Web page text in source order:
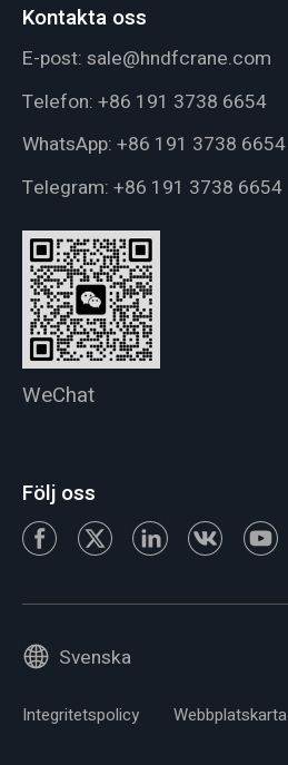
Kontakta oss
E-post: sale@hndfcrane.com
Telefon: +86 191 3738 6654
WhatsApp: +86 191 3738 6654
Telegram: +86 191 3738 6654
WeChat
Följ oss
Svenska
Integritetspolicy Webbplatskarta